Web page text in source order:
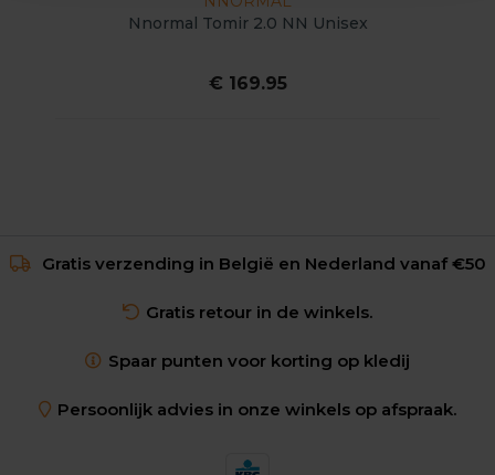
Nnormal Tomir 2.0 NN Unisex
€ 169.95
Gratis verzending in België en Nederland vanaf €50
Gratis retour in de winkels.
Spaar punten voor korting op kledij
Persoonlijk advies in onze winkels op afspraak.